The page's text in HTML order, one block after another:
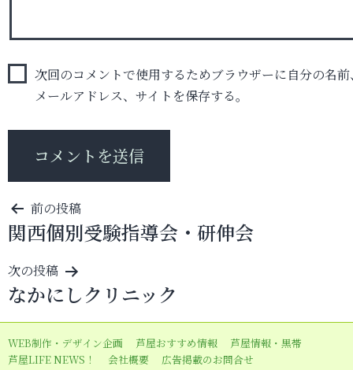
次回のコメントで使用するためブラウザーに自分の名前
メールアドレス、サイトを保存する。
投
稿
ナ
ビ
ゲ
ー
シ
前の投稿
関西個別受験指導会・研伸会
次の投稿
なかにしクリニック
WEB制作・デザイン企画 芦屋おすすめ情報
芦屋情報・黒帯
芦屋LIFE NEWS！
会社概要 広告掲載のお問合せ